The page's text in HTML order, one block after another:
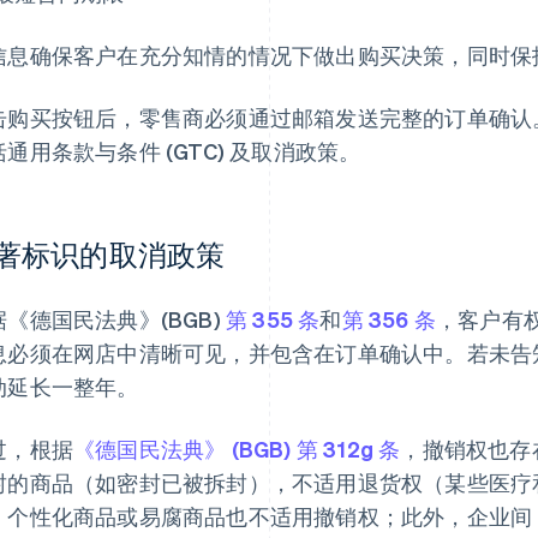
息确保客户在充分知情的情况下做出购买决策，同时
购买按钮后，零售商必须通过邮箱发送完整的订单确
通用条款与条件 (GTC) 及取消政策。
标识的取消政策
《德国民法典》(BGB) 第 355 条和第 356 条 ，客户有
必须在网店中清晰可见，并包含在订单确认中。若未
长一整年。
，根据 《德国民法典》 (BGB) 第 312g 条 ，撤销权也
的商品（如密封已被拆封），不适用退货权（某些医
个性化商品或易腐商品也不适用撤销权；此外，企业